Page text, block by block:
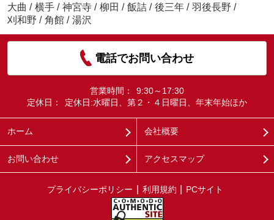
大曲 / 横手 / 神宮寺 / 柳田 / 飯詰 / 後三年 / 羽後長野 /
刈和野 / 角館 / 湯沢
電話でお問い合わせ
営業時間：
9:30～17:30
定休日：
定休日:水曜日、第２・４日曜日、年末年始ほか
ホーム 会社概要
お問い合わせ アクセスマップ
プライバシーポリシー 利用規約 PCサイト